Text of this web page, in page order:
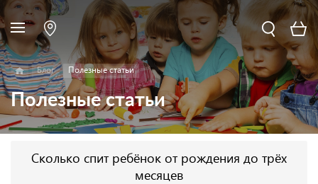
Блог Полезные статьи
Полезные статьи
Сколько спит ребёнок от рождения до трёх
месяцев